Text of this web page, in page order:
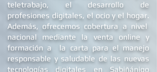
COMPATIBILIDAD
S.O compatibles:
Windows 10 y 11
Linux
CPU's compatibles
ofrecer una solución lo más práctica y
sencilla para el cliente.
teletrabajo, el desarrollo de
profesiones digitales, el ocio y el hogar.
Además, ofrecemos cobertura a nivel
nacional mediante la venta online y
formación a la carta para el manejo
responsable y saludable de las nuevas
tecnologías digitales en Sabiñánigo